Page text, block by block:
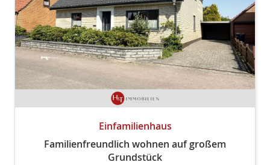
Einfamilienhaus
Familienfreundlich wohnen auf großem
Grundstück